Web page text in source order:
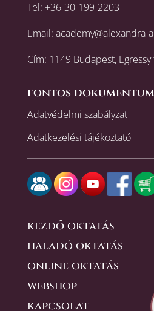
Tel: +36-30-199-2203
Email: academy@alexandra-
Cím: 1149 Budapest,
fontos
Adatvédelmi szabályzat
Adatkezelési tájékoztató
kezdő oktatás
haladó oktatás
online oktatás
webshop
kapcsolat